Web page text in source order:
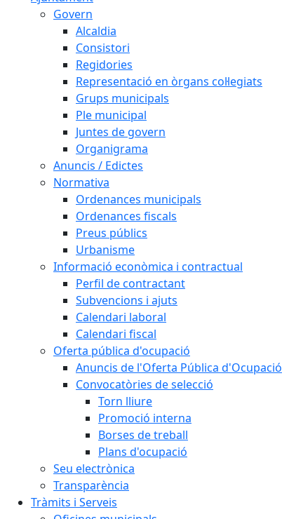
Govern
Alcaldia
Consistori
Regidories
Representació en òrgans col·legiats
Grups municipals
Ple municipal
Juntes de govern
Organigrama
Anuncis / Edictes
Normativa
Ordenances municipals
Ordenances fiscals
Preus públics
Urbanisme
Informació econòmica i contractual
Perfil de contractant
Subvencions i ajuts
Calendari laboral
Calendari fiscal
Oferta pública d'ocupació
Anuncis de l'Oferta Pública d'Ocupació
Convocatòries de selecció
Torn lliure
Promoció interna
Borses de treball
Plans d'ocupació
Seu electrònica
Transparència
Tràmits i Serveis